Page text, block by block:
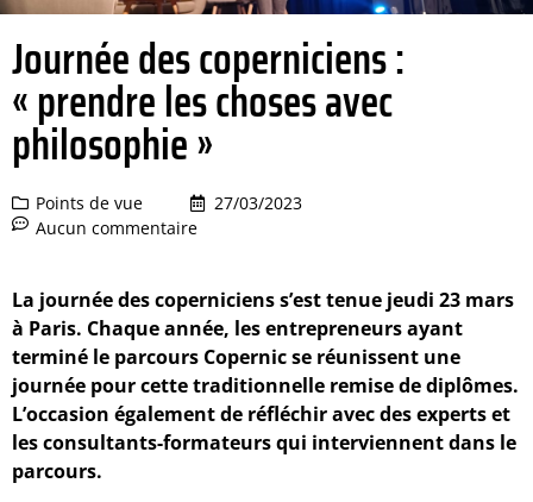
Journée des coperniciens :
« prendre les choses avec
philosophie »
Points de vue
27/03/2023
Aucun commentaire
La journée des coperniciens s’est tenue jeudi 23 mars
à Paris. Chaque année, les entrepreneurs ayant
terminé le parcours Copernic se réunissent une
journée pour cette traditionnelle remise de diplômes.
L’occasion également de réfléchir avec des experts et
les consultants-formateurs qui interviennent dans le
parcours.